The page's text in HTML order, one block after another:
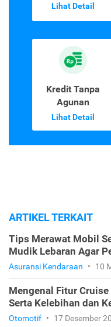
Lihat Detail
Kredit Tanpa
Agunan
Lihat Detail
ARTIKEL TERKAIT
Tips Merawat Mobil
Mudik Lebaran Agar
Asuransi Kendaraan • 10
Mengenal Fitur
Serta Kelebihan dan
Otomotif • 17 Desember